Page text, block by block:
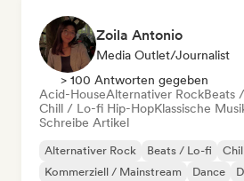
Zoila Antonio
Media Outlet/Journalist
> 100 Antworten gegeben
Acid-HouseAlternativer RockBeats
Chill / Lo-fi Hip-HopKlassische
Schreibe Artikel
Alternativer Rock Beats / Lo-fi
Kommerziell / Mainstream
Dance